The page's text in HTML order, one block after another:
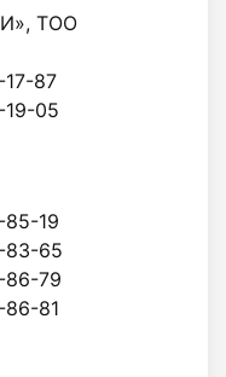
ТОО
17-87
19-05
85-19
83-65
86-79
86-81